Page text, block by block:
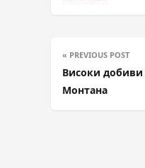
« PREVIOUS POST
Високи
Монтана